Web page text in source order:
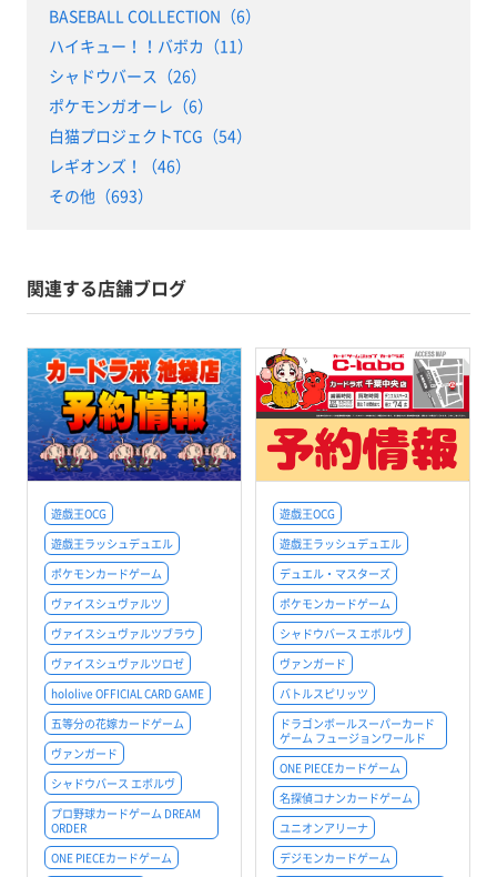
BASEBALL COLLECTION（6）
ハイキュー！！バボカ（11）
シャドウバース（26）
ポケモンガオーレ（6）
白猫プロジェクトTCG（54）
レギオンズ！（46）
その他（693）
関連する店舗ブログ
遊戯王OCG
遊戯王ラッシュデュエル
ポケモンカードゲーム
ヴァイスシュヴァルツ
ヴァイスシュヴァルツブラウ
ヴァイスシュヴァルツロゼ
hololive OFFICIAL CARD GAME
五等分の花嫁カードゲーム
ヴァンガード
シャドウバース エボルヴ
プロ野球カードゲーム DREAM
ORDER
ONE PIECEカードゲーム
遊戯王OCG
遊戯王ラッシュデュエル
デュエル・マスターズ
ポケモンカードゲーム
シャドウバース エボルヴ
ヴァンガード
バトルスピリッツ
ドラゴンボールスーパーカード
ゲーム フュージョンワールド
ONE PIECEカードゲーム
名探偵コナンカードゲーム
ユニオンアリーナ
デジモンカードゲーム